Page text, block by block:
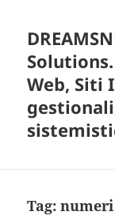
Web, Siti
Tag: